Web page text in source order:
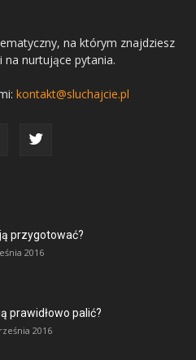
na którym znajdziesz
na nurtujące pytania.
kontakt@sluchajcie.pl
przygotować?
2016
prawidłowo palić?
2016